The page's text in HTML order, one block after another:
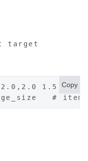
target
1.5 # item_01
# itemタグ
Copy